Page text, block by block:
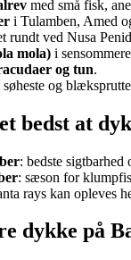
med små fisk,
i Tulamben, Amed
rundt ved Nusa
mola) i
og tun.
søheste og
bedst at
: bedste
: sæson for
rays kan opleves
dykke på